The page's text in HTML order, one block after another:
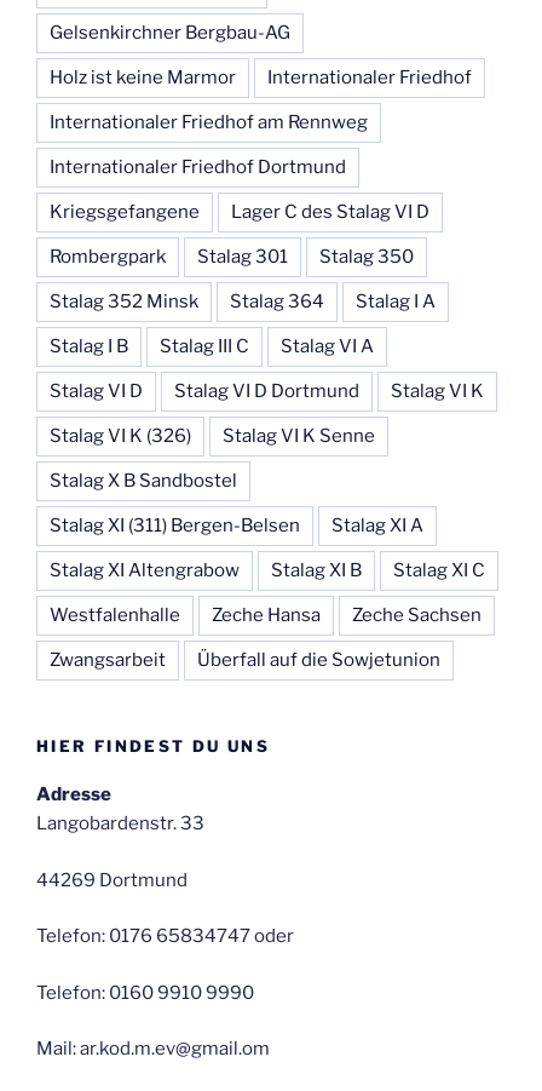
Gelsenkirchner Bergbau-AG
Holz ist keine Marmor Internationaler Friedhof
Internationaler Friedhof am Rennweg
Internationaler Friedhof Dortmund
Kriegsgefangene Lager C des Stalag VI D
Rombergpark Stalag 301 Stalag 350
Stalag 352 Minsk Stalag 364 Stalag I A
Stalag I B Stalag III C Stalag VI A
Stalag VI D Stalag VI D Dortmund Stalag VI K
Stalag VI K (326) Stalag VI K Senne
Stalag X B Sandbostel
Stalag XI (311) Bergen-Belsen Stalag XI A
Stalag XI Altengrabow Stalag XI B Stalag XI C
Westfalenhalle Zeche Hansa Zeche Sachsen
Zwangsarbeit Überfall auf die Sowjetunion
HIER FINDEST DU UNS
Adresse
Langobardenstr. 33
44269 Dortmund
Telefon: 0176 65834747 oder
Telefon: 0160 9910 9990
Mail: ar.kod.m.ev@gmail.om